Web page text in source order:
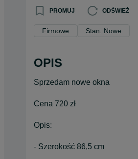
PROMUJ ODŚWIEŻ
Firmowe Stan: Nowe
OPIS
Sprzedam nowe okna
Cena 720 zł
Opis:
- Szerokość 86,5 cm